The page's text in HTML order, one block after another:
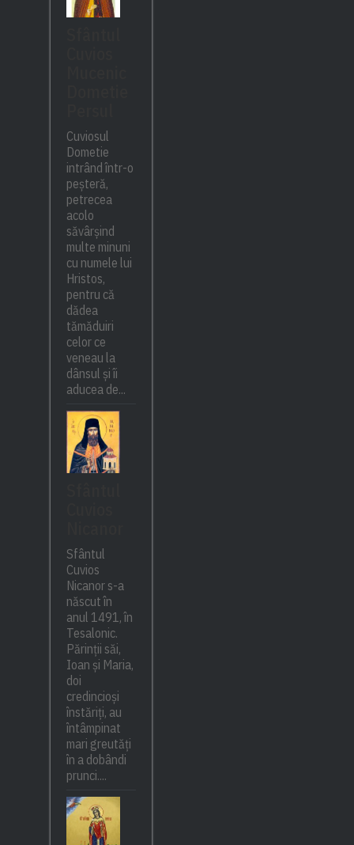
Cuviosul
Dometie
intrând într-o
peșteră,
petrecea
acolo
săvârșind
multe minuni
cu numele lui
Hristos,
pentru că
dădea
tămăduiri
celor ce
veneau la
dânsul și îi
aducea de...
Sfântul
Cuvios
Nicanor s-a
născut în
anul 1491, în
Tesalonic.
Părinții săi,
Ioan și Maria,
doi
credincioși
înstăriți, au
întâmpinat
mari greutăți
în a dobândi
prunci....